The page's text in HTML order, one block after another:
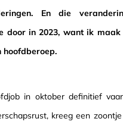
En die
door in 2023, want ik maak
in oktober definitief
kreeg een